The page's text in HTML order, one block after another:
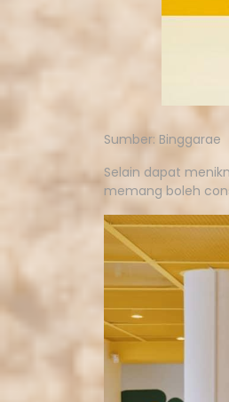
Sumber: Binggarae
Selain dapat
memang boleh